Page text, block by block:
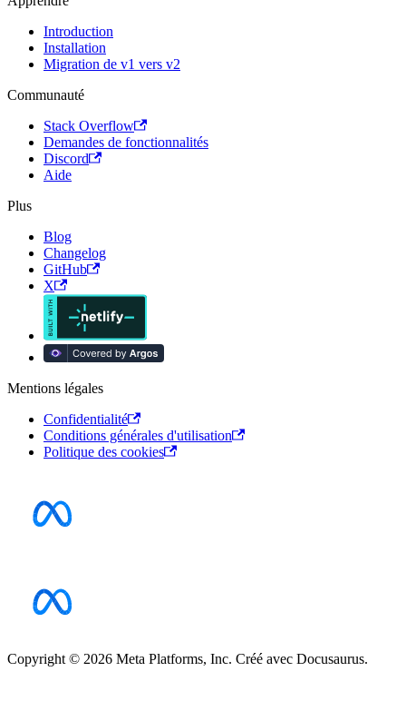
Introduction
Installation
Migration de v1 vers v2
Communauté
Stack Overflow
Demandes de fonctionnalités
Discord
Aide
Plus
Blog
Changelog
GitHub
X
Mentions légales
Confidentialité
Conditions générales d'utilisation
Politique des cookies
Copyright © 2026 Meta Platforms, Inc. Créé avec Docusaurus.